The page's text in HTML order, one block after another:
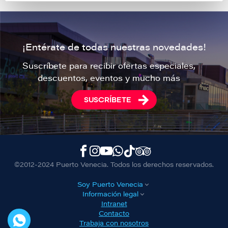
¡Entérate de todas nuestras novedades!
Suscríbete para recibir ofertas especiales,
descuentos, eventos y mucho más
SUSCRÍBETE
©2012-2024 Puerto Venecia. Todos los derechos reservados.
Soy Puerto Venecia
Información legal
Intranet
Contacto
Trabaja con nosotros